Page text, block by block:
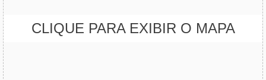
CLIQUE PARA EXIBIR O MAPA